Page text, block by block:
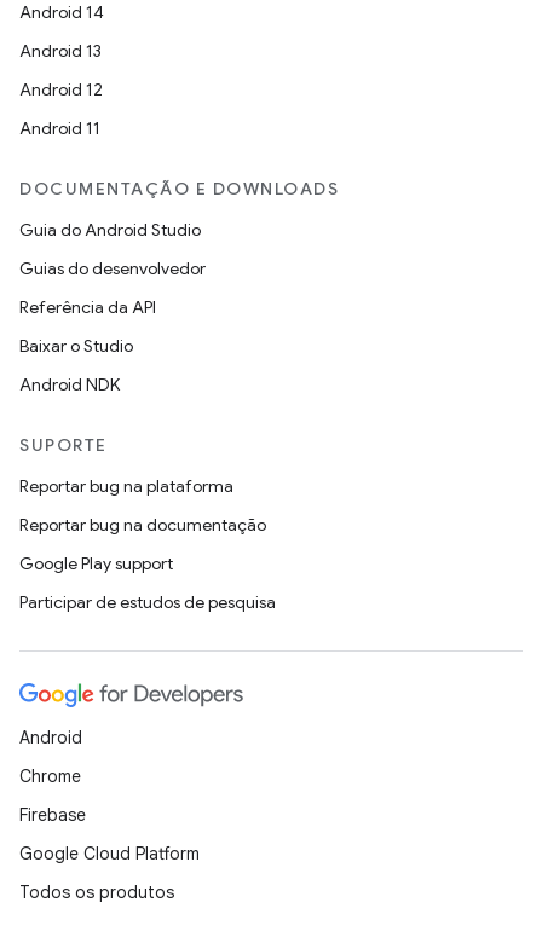
Android 14
Android 13
Android 12
Android 11
DOCUMENTAÇÃO E DOWNLOADS
Guia do Android Studio
Guias do desenvolvedor
Referência da API
Baixar o Studio
Android NDK
SUPORTE
Reportar bug na plataforma
Reportar bug na documentação
Google Play support
Participar de estudos de pesquisa
Android
Chrome
Firebase
Google Cloud Platform
Todos os produtos